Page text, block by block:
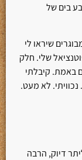
בים של
שיראו לי
שלי. חלק
באמת. קיבלתי
נכוויתי. לא מעט.
דיוק, הרבה